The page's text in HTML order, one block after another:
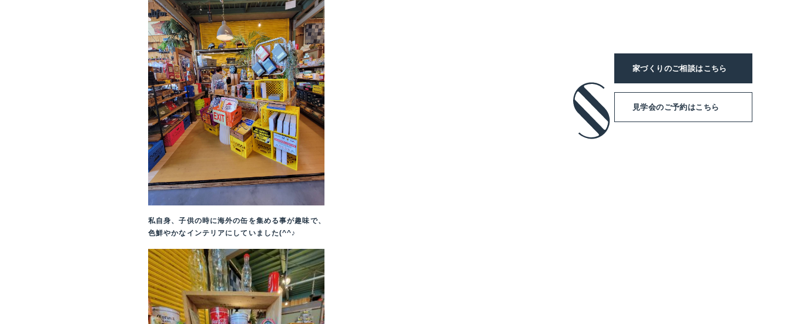
家づくりのご相談はこちら
見学会のご予約はこちら
私自身、子供の時に海外の缶を集める事が趣味で、
色鮮やかなインテリアにしていました(^^♪